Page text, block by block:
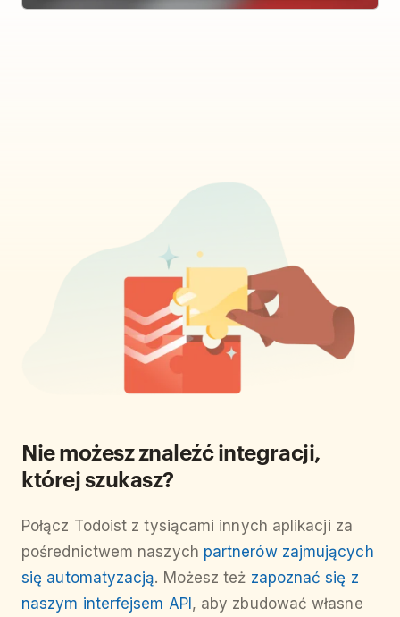
Nie możesz znaleźć integracji,
której szukasz?
Połącz Todoist z tysiącami innych aplikacji za
pośrednictwem naszych partnerów zajmujących
się automatyzacją. Możesz też zapoznać się z
naszym interfejsem API, aby zbudować własne